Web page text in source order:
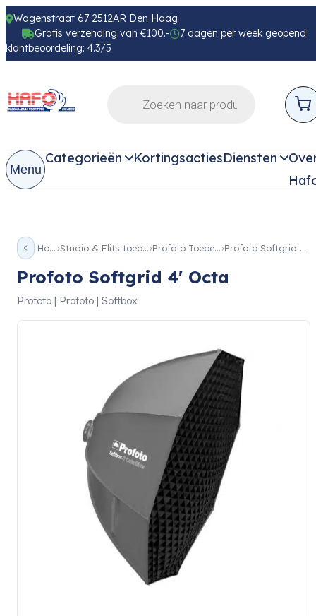
Wagenstraat 67 2512AR Den Haag
Gratis verzending van €100.-
7 dagen per week geopend
klantbeoordeling: 4.3/5
Menu
Categorieën KortingsactiesDiensten
Home Studio & Flits toebehoren Profoto Toebehoren Profoto Softgrid 4′ Octa
Profoto Softgrid 4' Octa
Profoto | Profoto | Softbox